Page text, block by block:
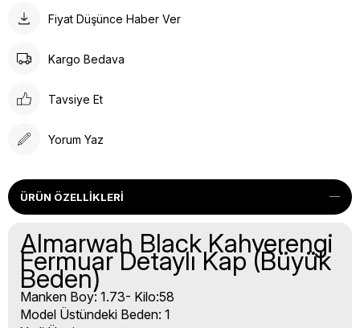
Fiyat Düşünce Haber Ver
Kargo Bedava
Tavsiye Et
Yorum Yaz
ÜRÜN ÖZELLIKLERI
Almarwah Black Kahverengi
Fermuar Detaylı Kap (Büyük
Beden)
Manken Boy: 1.73- Kilo:58
Model Üstündeki Beden: 1